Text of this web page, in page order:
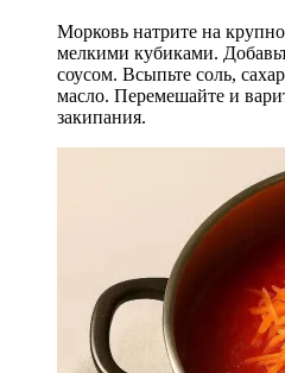
Морковь натрите на
мелкими кубиками.
соусом. Всыпьте соль,
масло. Перемешайте и
закипания.